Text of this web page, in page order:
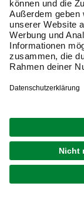
Merken